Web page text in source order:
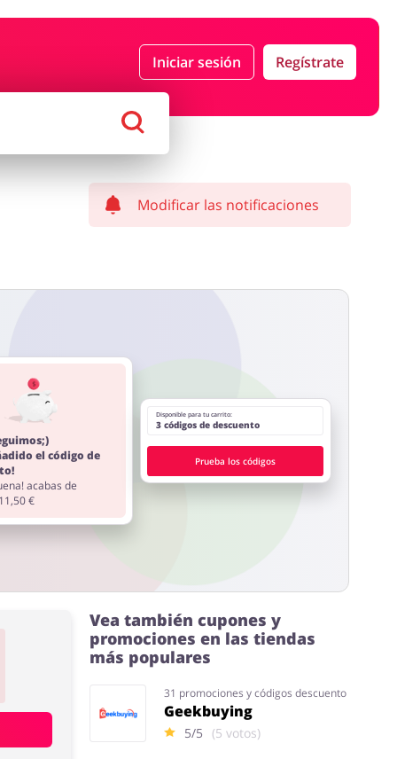
Iniciar sesión Regístrate
Megatiendas
Modificar las notificaciones
el código de
acabas de
€
Disponible para tu carrito:
3 códigos de descuento
Prueba los códigos
Vea también cupones y
promociones en las tiendas
más populares
31 promociones y códigos descuento
Geekbuying
5/5 (5 votos)